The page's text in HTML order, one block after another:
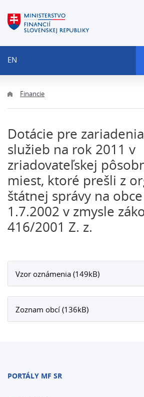
EN
Financie
Dotácie pre
služieb na rok 2011 v
zriadovateľskej
miest, ktoré prešli z
štátnej správy na
1.7.2002 v zmysle
416/2001 Z. z.
Vzor oznámenia (149kB)
Zoznam obcí (136kB)
PORTÁLY MF SR